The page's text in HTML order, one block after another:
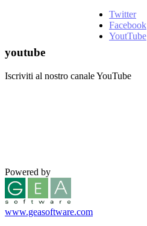
Twitter
Facebook
YoutTube
youtube
Iscriviti al nostro canale YouTube
Powered by
www.geasoftware.com